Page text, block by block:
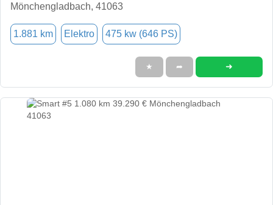
Mönchengladbach, 41063
1.881 km Elektro 475 kw (646 PS)
★ ➦ ➜